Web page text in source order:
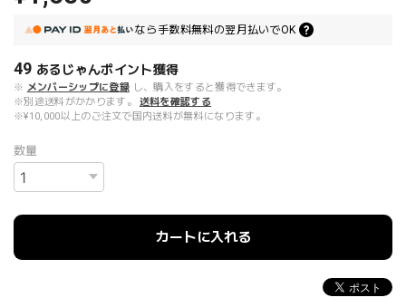
なら 手数料無料の翌月払いでOK
49 あるじゃんポイント獲得
※ メンバーシップに登録 し、購入をすると獲得できます。
※別途送料がかかります。
送料を確認する
※¥10,000以上のご注文で国内送料が無料になります。
数量
カートに入れる